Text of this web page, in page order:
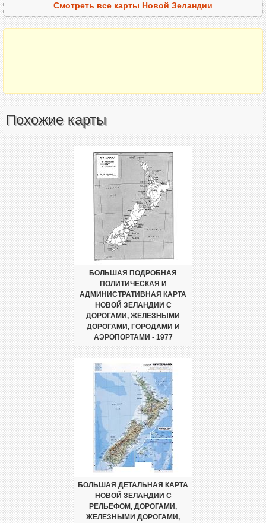
Смотреть все карты Новой Зеландии
Похожие карты
БОЛЬШАЯ ПОДРОБНАЯ
ПОЛИТИЧЕСКАЯ И
АДМИНИСТРАТИВНАЯ КАРТА
НОВОЙ ЗЕЛАНДИИ С
ДОРОГАМИ, ЖЕЛЕЗНЫМИ
ДОРОГАМИ, ГОРОДАМИ И
АЭРОПОРТАМИ - 1977
БОЛЬШАЯ ДЕТАЛЬНАЯ КАРТА
НОВОЙ ЗЕЛАНДИИ С
РЕЛЬЕФОМ, ДОРОГАМИ,
ЖЕЛЕЗНЫМИ ДОРОГАМИ,